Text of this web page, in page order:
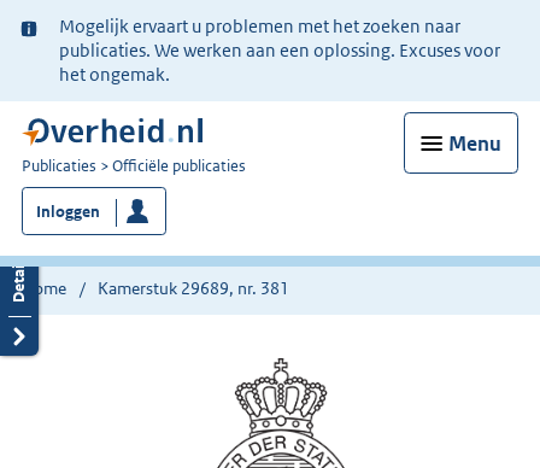
Ter
informatie:
Mogelijk ervaart u problemen met het zoeken naar
publicaties. We werken aan een oplossing. Excuses voor
het ongemak.
Menu
U
bent
nu
hier:
Publicaties Officiële publicaties
Inloggen
Home Kamerstuk 29689, nr. 381